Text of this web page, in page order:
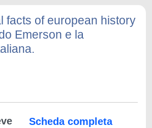
facts of european history
Emerson e la
Scheda completa